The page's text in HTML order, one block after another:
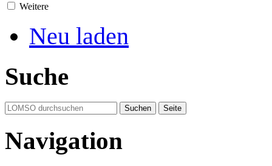
Weitere
Neu laden
Suche
Navigation